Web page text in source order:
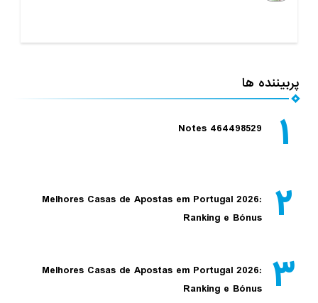
پربیننده ها
۱ Notes 464498529
۲
Melhores Casas de Apostas em Portugal 2026:
Ranking e Bónus
۳
Melhores Casas de Apostas em Portugal 2026:
Ranking e Bónus